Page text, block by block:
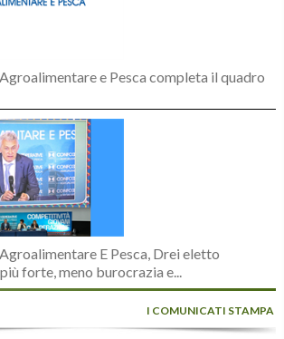
e Pesca completa il quadro
E Pesca, Drei eletto
forte, meno burocrazia e...
I COMUNICATI STAMPA